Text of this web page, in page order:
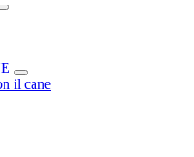
il cane